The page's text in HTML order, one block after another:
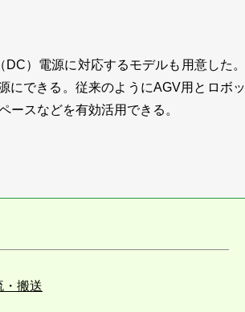
）電源に対応するモデルも用意した。
にできる。従来のようにAGV用とロボッ
ースなどを有効活用できる。
・搬送